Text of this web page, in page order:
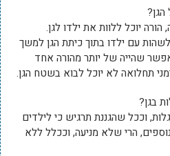
יוכל ללוות את ילדו לגן.
עם ילדו בתוך כיתת הגן למשך
שהייה של יותר מהורה אחד
תחלואה לא יוכל לבוא בשטח הגן.
יהיו 7 ימי הסתגלות, וככל שהגננת תרגיש כי לילדים
הרי שלא מניעה, וככלל ללא